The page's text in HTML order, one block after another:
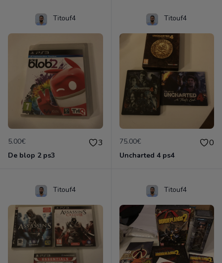
Titouf4
5.00€ 3
De blop 2 ps3
Titouf4
75.00€ 0
Uncharted 4 ps4
Titouf4 Titouf4